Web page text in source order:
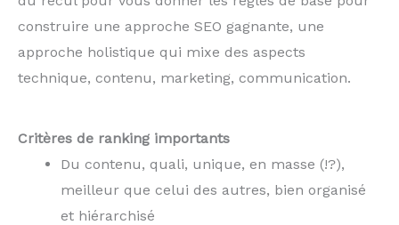
construire une approche SEO gagnante, une
approche holistique qui mixe des aspects
technique, contenu, marketing, communication.
Critères de ranking importants
Du contenu, quali, unique, en masse (!?),
meilleur que celui des autres, bien organisé
et hiérarchisé